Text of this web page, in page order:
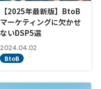
【2025年最新版】BtoB
マーケティングに欠かせ
ないDSP5選
2024.04.02
BtoB